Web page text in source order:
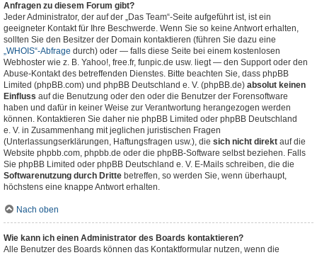
Anfragen zu diesem Forum gibt?
Jeder Administrator, der auf der „Das Team“-Seite aufgeführt ist, ist ein
geeigneter Kontakt für Ihre Beschwerde. Wenn Sie so keine Antwort erhalten,
sollten Sie den Besitzer der Domain kontaktieren (führen Sie dazu eine
„WHOIS“-Abfrage durch) oder — falls diese Seite bei einem kostenlosen
Webhoster wie z. B. Yahoo!, free.fr, funpic.de usw. liegt — den Support oder den
Abuse-Kontakt des betreffenden Dienstes. Bitte beachten Sie, dass phpBB
Limited (phpBB.com) und phpBB Deutschland e. V. (phpBB.de) absolut keinen
Einfluss auf die Benutzung oder den oder die Benutzer der Forensoftware
haben und dafür in keiner Weise zur Verantwortung herangezogen werden
können. Kontaktieren Sie daher nie phpBB Limited oder phpBB Deutschland
e. V. in Zusammenhang mit jeglichen juristischen Fragen
(Unterlassungserklärungen, Haftungsfragen usw.), die sich nicht direkt auf die
Website phpbb.com, phpbb.de oder die phpBB-Software selbst beziehen. Falls
Sie phpBB Limited oder phpBB Deutschland e. V. E-Mails schreiben, die die
Softwarenutzung durch Dritte betreffen, so werden Sie, wenn überhaupt,
höchstens eine knappe Antwort erhalten.
Nach oben
Wie kann ich einen Administrator des Boards kontaktieren?
Alle Benutzer des Boards können das Kontaktformular nutzen, wenn die